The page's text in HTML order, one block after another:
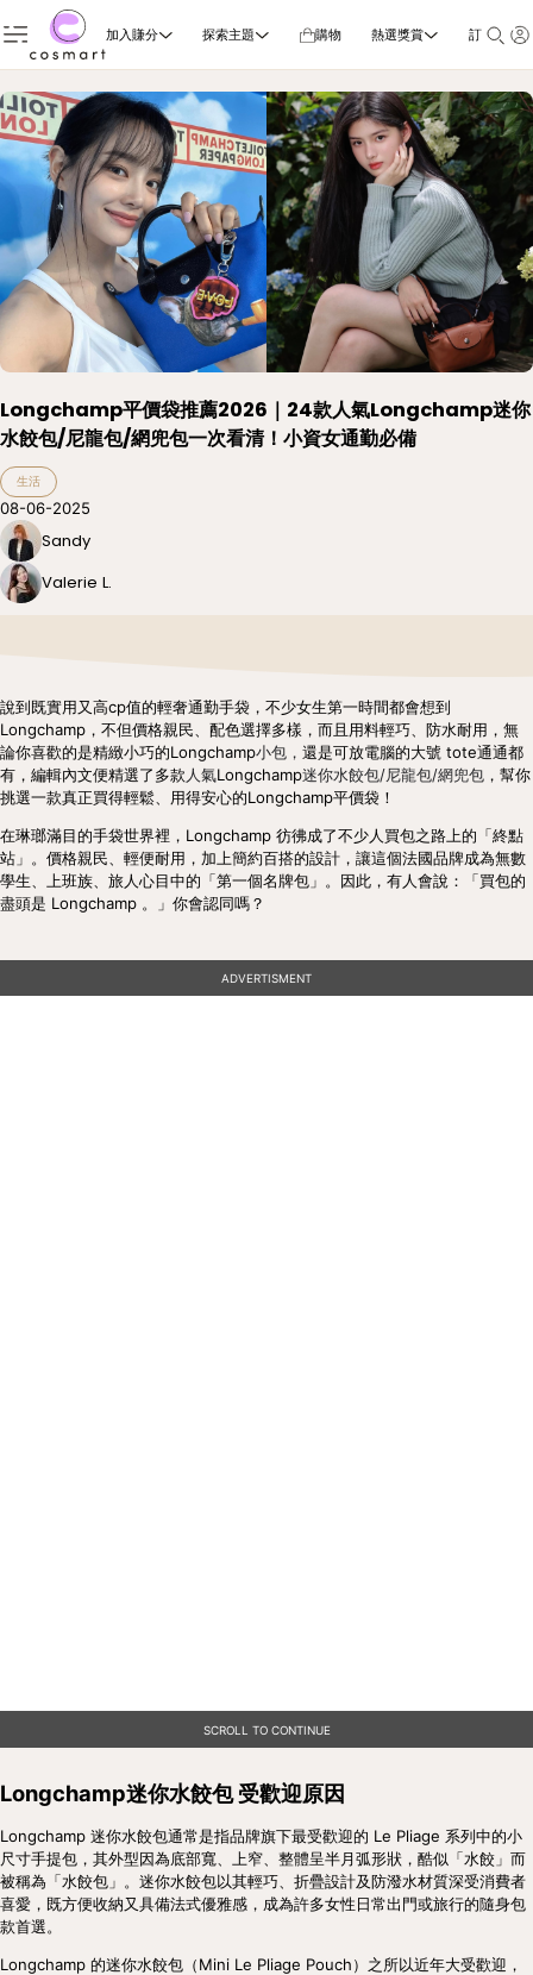
加入賺分 探索主題 購物 熱選獎賞 訂閱雜誌
Longchamp平價袋推薦2026｜24款人氣Longchamp迷你
水餃包/尼龍包/網兜包一次看清！小資女通勤必備
生活
08-06-2025
Sandy
Valerie L.
說到既實用又高cp值的輕奢通勤手袋，不少女生第一時間都會想到
Longchamp，不但價格親民、配色選擇多樣，而且用料輕巧、防水耐用，無
論你喜歡的是精緻小巧的Longchamp小包， 還是可放電腦的大號 tote通通都
有，編輯內文便精選了多款人氣Longchamp迷你水餃包/尼龍包/網兜包 ，幫你
挑選一款真正買得輕鬆、用得安心的Longchamp平價袋！
在琳瑯滿目的手袋世界裡，Longchamp 彷彿成了不少人買包之路上的「終點
站」。價格親民、輕便耐用，加上簡約百搭的設計，讓這個法國品牌成為無數
學生、上班族、旅人心目中的「第一個名牌包」。因此，有人會說：「買包的
盡頭是 Longchamp 。」你會認同嗎？
ADVERTISMENT
SCROLL TO CONTINUE
Longchamp迷你水餃包 受歡迎原因
Longchamp 迷你水餃包通常是指品牌旗下最受歡迎的 Le Pliage 系列中的小
尺寸手提包，其外型因為底部寬、上窄、整體呈半月弧形狀，酷似「水餃」而
被稱為「水餃包」。迷你水餃包以其輕巧、折疊設計及防潑水材質深受消費者
喜愛，既方便收納又具備法式優雅感，成為許多女性日常出門或旅行的隨身包
款首選。
Longchamp 的迷你水餃包（Mini Le Pliage Pouch）之所以近年大受歡迎，